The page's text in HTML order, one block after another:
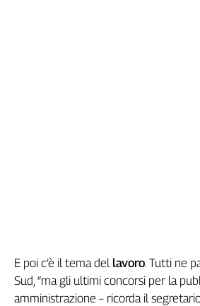
E poi c’è il tema del lavoro. Tutti ne
Sud, “ma gli ultimi concorsi per la
amministrazione – ricorda il